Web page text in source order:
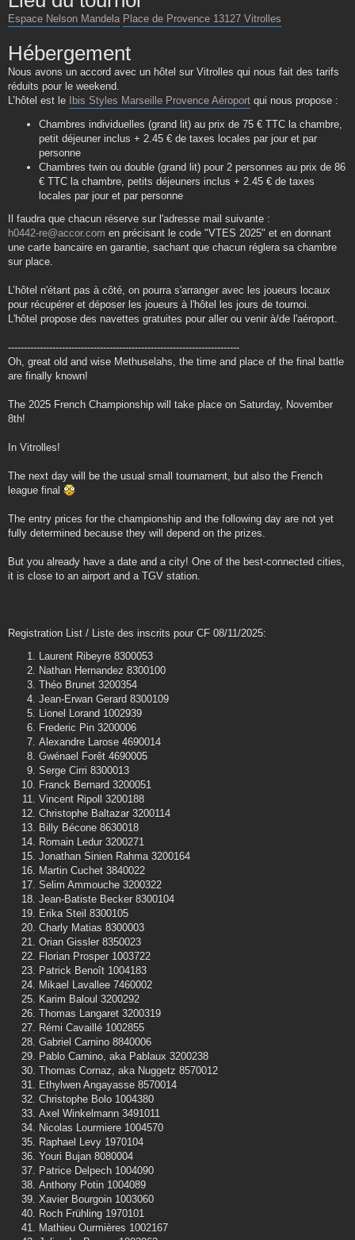
Espace Nelson Mandela Place de Provence 13127 Vitrolles
Hébergement
Nous avons un accord avec un hôtel sur Vitrolles qui nous fait des tarifs
réduits pour le weekend.
L’hôtel est le
Ibis Styles Marseille Provence Aéroport qui nous propose :
Chambres individuelles (grand lit) au prix de 75 € TTC la chambre,
petit déjeuner inclus + 2.45 € de taxes locales par jour et par
personne
Chambres twin ou double (grand lit) pour 2 personnes au prix de 86
€ TTC la chambre, petits déjeuners inclus + 2.45 € de taxes
locales par jour et par personne
Il faudra que chacun réserve sur l'adresse mail suivante :
h0442-re@accor.com en précisant le code "VTES 2025" et en donnant
une carte bancaire en garantie, sachant que chacun réglera sa chambre
sur place.
L’hôtel n'étant pas à côté, on pourra s'arranger avec les joueurs locaux
pour récupérer et déposer les joueurs à l'hôtel les jours de tournoi.
L'hôtel propose des navettes gratuites pour aller ou venir à/de l'aéroport.
-------------------------------------------------------------------------
Oh, great old and wise Methuselahs, the time and place of the final battle
are finally known!
The 2025 French Championship will take place on Saturday, November
8th!
In Vitrolles!
The next day will be the usual small tournament, but also the French
league final
The entry prices for the championship and the following day are not yet
fully determined because they will depend on the prizes.
But you already have a date and a city! One of the best-connected cities,
it is close to an airport and a TGV station.
Registration List / Liste des inscrits pour CF 08/11/2025:
Laurent Ribeyre 8300053
Nathan Hernandez 8300100
Théo Brunet 3200354
Jean-Erwan Gerard 8300109
Lionel Lorand 1002939
Frederic Pin 3200006
Alexandre Larose 4690014
Gwénael Forêt 4690005
Serge Cirri 8300013
Franck Bernard 3200051
Vincent Ripoll 3200188
Christophe Baltazar 3200114
Billy Bécone 8630018
Romain Ledur 3200271
Jonathan Sinien Rahma 3200164
Martin Cuchet 3840022
Selim Ammouche 3200322
Jean-Batiste Becker 8300104
Erika Steil 8300105
Charly Matias 8300003
Orian Gissler 8350023
Florian Prosper 1003722
Patrick Benoît 1004183
Mikael Lavallee 7460002
Karim Baloul 3200292
Thomas Langaret 3200319
Rémi Cavaillé 1002855
Gabriel Carnino 8840006
Pablo Carnino, aka Pablaux 3200238
Thomas Cornaz, aka Nuggetz 8570012
Ethylwen Angayasse 8570014
Christophe Bolo 1004380
Axel Winkelmann 3491011
Nicolas Lourmiere 1004570
Raphael Levy 1970104
Youri Bujan 8080004
Patrice Delpech 1004090
Anthony Potin 1004089
Xavier Bourgoin 1003060
Roch Frühling 1970101
Mathieu Ourmières 1002167